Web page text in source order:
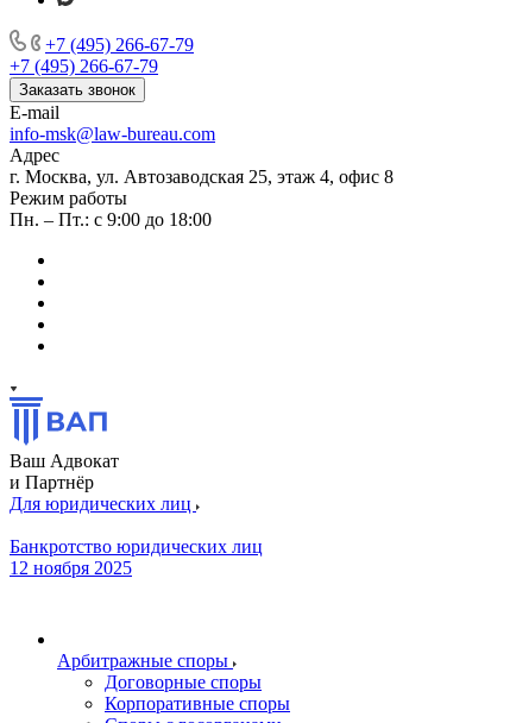
+7 (495) 266-67-79
+7 (495) 266-67-79
Заказать звонок
E-mail
info-msk@law-bureau.com
Адрес
г. Москва, ул. Автозаводская 25, этаж 4, офис 8
Режим работы
Пн. – Пт.: с 9:00 до 18:00
Ваш Адвокат
и Партнёр
Для юридических лиц
Банкротство юридических лиц
12 ноября 2025
Арбитражные споры
Договорные споры
Корпоративные споры